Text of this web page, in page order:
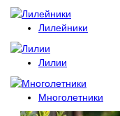
Лилейники
Лилии
Многолетники